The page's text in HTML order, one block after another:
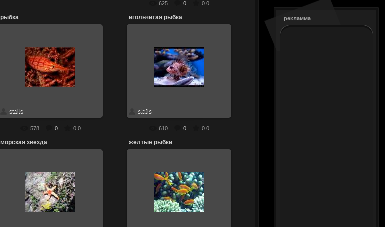
625 0 0.0
рыбка
13.07.2010
красная рыбка
скачать
stails
578 0 0.0
игольчитая рыбка
13.07.2010
интересная рыбка
stails
610 0 0.0
морская звезда
13.07.2010
морская звезда
желтые рыбки
13.07.2010
желтые рыбки
рекламма